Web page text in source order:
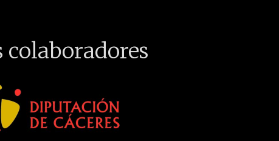
colaboradores